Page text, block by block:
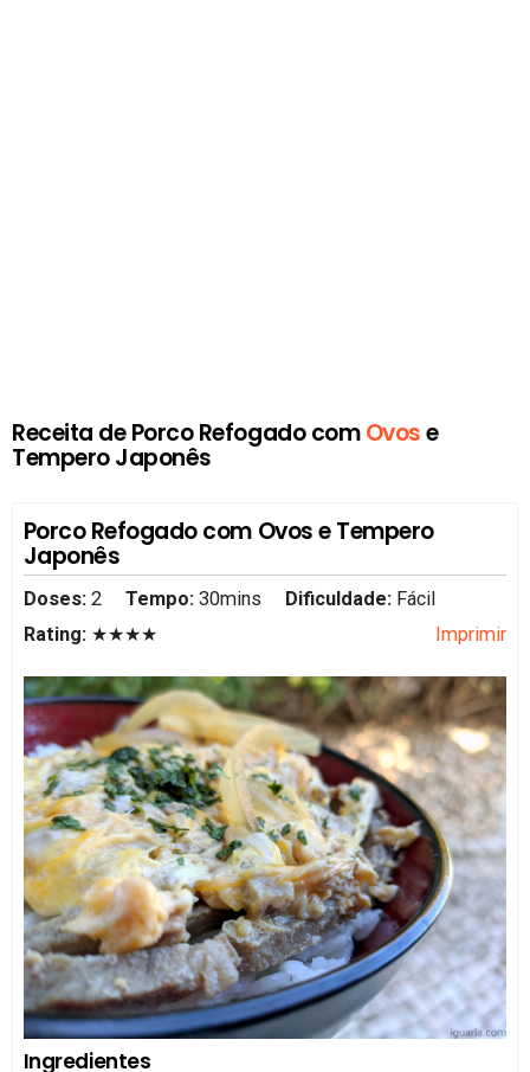
Receita de Porco Refogado comOvose
Tempero Japonês
Porco Refogado com Ovos e Tempero
Japonês
Doses: 2 Tempo: 30mins Dificuldade: Fácil
Rating: ★★★★ Imprimir
Ingredientes